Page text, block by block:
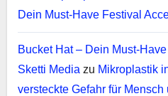
Dein Must-Have Festival
Bucket Hat – Dein Must-
Sketti Media zu Mikroplastik
versteckte Gefahr für Mensch